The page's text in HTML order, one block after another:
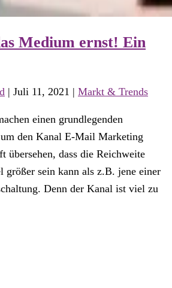
Medium ernst! Ein
| Juli 11, 2021 | Markt & Trends
einen grundlegenden
den Kanal E-Mail Marketing
übersehen, dass die Reichweite
größer sein kann als z.B. jene einer
Denn der Kanal ist viel zu